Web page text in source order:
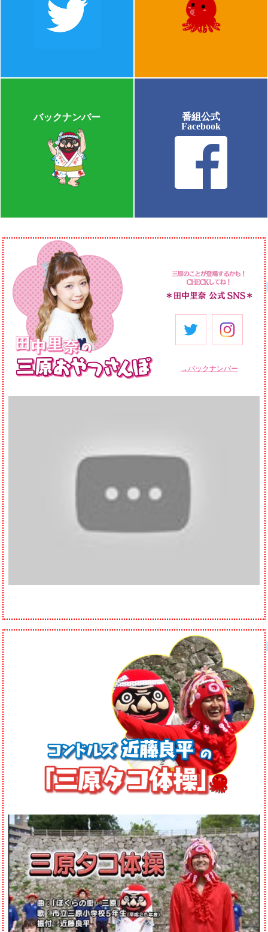
バックナンバー
番組公式
Facebook
→バックナンバー